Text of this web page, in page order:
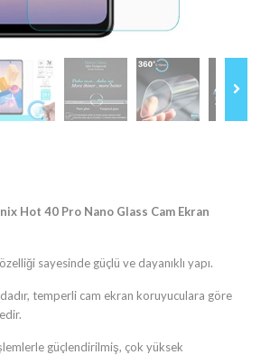
Hot 40 Pro Nano Glass Cam Ekran
sayesinde güçlü ve dayanıklı yapı.
temperli cam ekran koruyuculara göre
güçlendirilmiş, çok yüksek